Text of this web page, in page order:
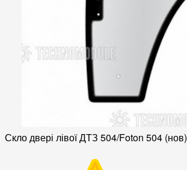
Скло двері лівої ДТЗ 504/Foton 504 (нов)